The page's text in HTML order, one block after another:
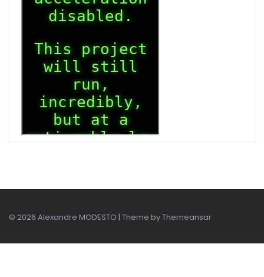
© 2026 Alexandre MODESTO | Theme byThemeansar